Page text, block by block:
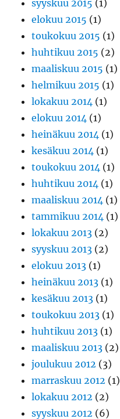
syyskuu 2015 (1)
elokuu 2015 (1)
toukokuu 2015 (1)
huhtikuu 2015 (2)
maaliskuu 2015 (1)
helmikuu 2015 (1)
lokakuu 2014 (1)
elokuu 2014 (1)
heinäkuu 2014 (1)
kesäkuu 2014 (1)
toukokuu 2014 (1)
huhtikuu 2014 (1)
maaliskuu 2014 (1)
tammikuu 2014 (1)
lokakuu 2013 (2)
syyskuu 2013 (2)
elokuu 2013 (1)
heinäkuu 2013 (1)
kesäkuu 2013 (1)
toukokuu 2013 (1)
huhtikuu 2013 (1)
maaliskuu 2013 (2)
joulukuu 2012 (3)
marraskuu 2012 (1)
lokakuu 2012 (2)
syyskuu 2012 (6)